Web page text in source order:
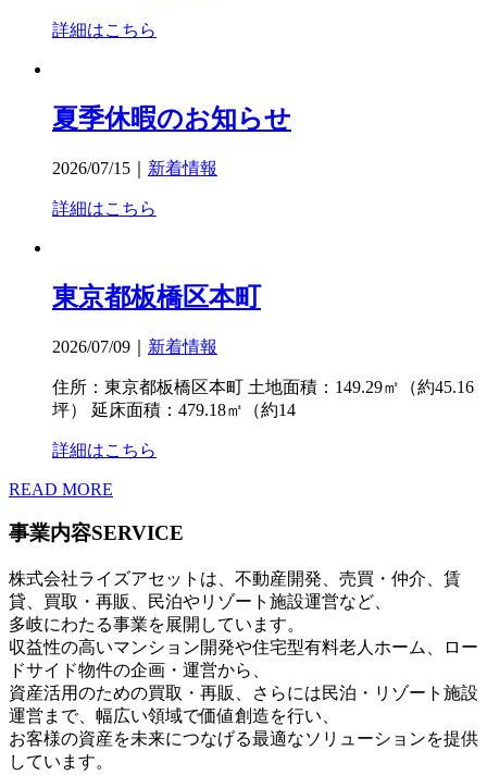
詳細はこちら
夏季休暇のお知らせ
2026/07/15 新着情報
詳細はこちら
東京都板橋区本町
2026/07/09 新着情報
住所：東京都板橋区本町 土地面積：149.29㎡（約45.16
坪） 延床面積：479.18㎡（約14
詳細はこちら
READ MORE
事業内容SERVICE
株式会社ライズアセットは、不動産開発、売買・仲介、賃
貸、買取・再販、民泊やリゾート施設運営など、
多岐にわたる事業を展開しています。
収益性の高いマンション開発や住宅型有料老人ホーム、ロー
ドサイド物件の企画・運営から、
資産活用のための買取・再販、さらには民泊・リゾート施設
運営まで、幅広い領域で価値創造を行い、
お客様の資産を未来につなげる最適なソリューションを提供
しています。